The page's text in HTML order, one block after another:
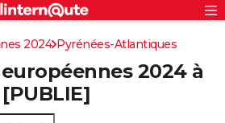
Rechercher
S'inscrire
Connexion
2024 Pyrénées-Atlantiques
2024 à